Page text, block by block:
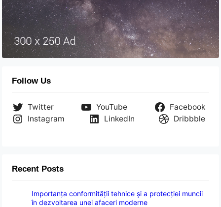
Follow Us
Twitter YouTube
Facebook
Instagram
LinkedIn Dribbble
Recent Posts
Importanța conformității tehnice și a protecției muncii
în dezvoltarea unei afaceri moderne